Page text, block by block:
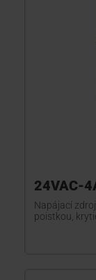
24VAC-
Napájací
poistkou,